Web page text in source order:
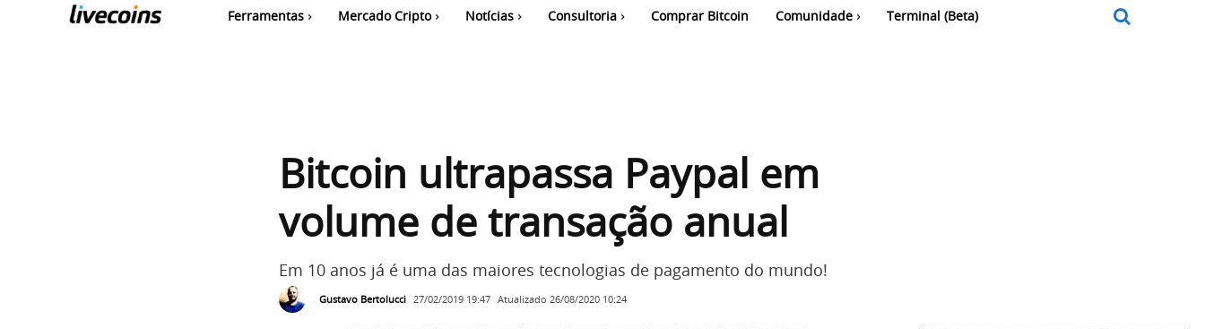
Ferramentas Mercado Cripto Notícias Consultoria Comprar Bitcoin Comunidade Terminal (Beta)
Bitcoin ultrapassa Paypal em
volume de transação anual
Em 10 anos já é uma das maiores tecnologias de pagamento do mundo!
Gustavo Bertolucci 27/02/2019 19:47 Atualizado 26/08/2020 10:24